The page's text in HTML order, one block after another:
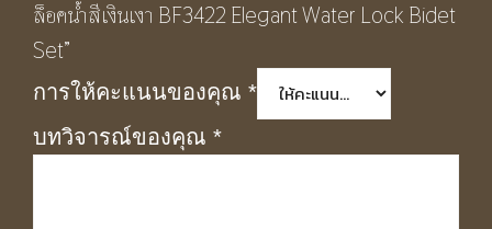
ล็อคน้ำสีเงินเงา BF3422 Elegant Water Lock Bidet
Set”
การให้คะแนนของคุณ *
บทวิจารณ์ของคุณ *